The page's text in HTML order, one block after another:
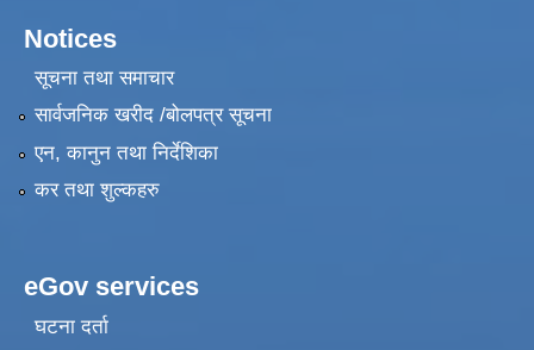
Notices
सूचना तथा समाचार
सार्वजनिक खरीद /बोलपत्र सूचना
एन, कानुन तथा निर्देशिका
कर तथा शुल्कहरु
eGov services
घटना दर्ता